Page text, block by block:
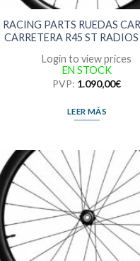
RACING PARTS RUEDAS
CARRETERA R45 ST RADIOS
Login to view prices
EN STOCK
PVP: 1.090,00€
LEER MÁS